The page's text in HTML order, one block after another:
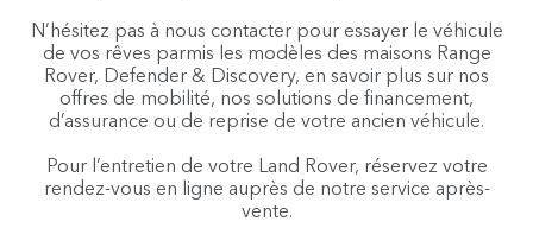
N’hésitez pas à nous contacter pour essayer le véhicule
de vos rêves parmis les modèles des maisons Range
Rover, Defender & Discovery, en savoir plus sur nos
offres de mobilité, nos solutions de financement,
d’assurance ou de reprise de votre ancien véhicule.
Pour l’entretien de votre Land Rover, réservez votre
rendez-vous en ligne auprès de notre service après-
vente.